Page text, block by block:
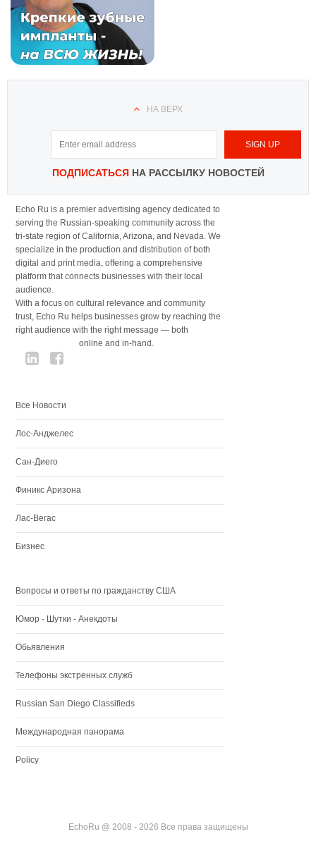
НА ВЕРХ
ПОДПИСАТЬСЯНА РАССЫЛКУ НОВОСТЕЙ
Echo Ru is a premier advertising agency dedicated to
serving the Russian-speaking community across the
tri-state region of California, Arizona, and Nevada. We
specialize in the production and distribution of both
digital and print media, offering a comprehensive
platform that connects businesses with their local
audience.
With a focus on cultural relevance and community
trust, Echo Ru helps businesses grow by reaching the
right audience with the right message — both
online and in-hand.
Все Новости
Лос-Анджелес
Сан-Диего
Финикс Аризона
Лас-Вегас
Бизнес
Вопросы и ответы по гражданству США
Юмор - Шутки - Анекдоты
Обьявления
Телефоны экстренных служб
Russian San Diego Classifieds
Международная панорама
Policy
EchoRu @ 2008 - 2026 Все права защищены